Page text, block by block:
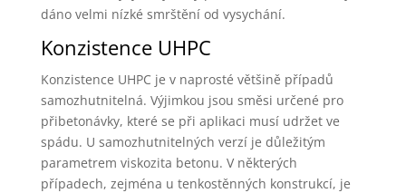
dáno velmi nízké smrštění od vysychání.
Konzistence UHPC
Konzistence UHPC je v naprosté většině případů
samozhutnitelná. Výjimkou jsou směsi určené pro
přibetonávky, které se při aplikaci musí udržet ve
spádu. U samozhutnitelných verzí je důležitým
parametrem viskozita betonu. V některých
případech, zejména u tenkostěnných konstrukcí, je